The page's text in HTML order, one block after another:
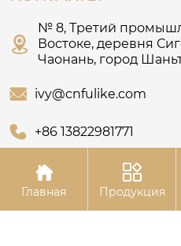

№ 8, Третий
Востоке, деревня
Чаонань, город
 ivy@cnfulike.com
 +86 13822981771
Авторское право© Шаньтоуское

Главная

Продукция